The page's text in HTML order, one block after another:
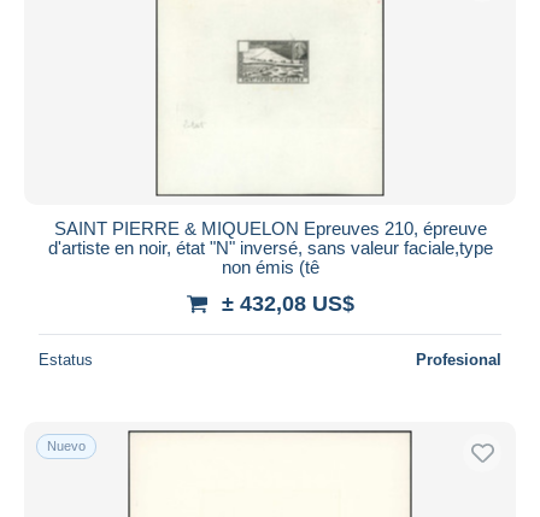
SAINT PIERRE & MIQUELON Epreuves 210, épreuve
d'artiste en noir, état "N" inversé, sans valeur faciale,type
non émis (tê
± 432,08 US$
Estatus Profesional
Nuevo